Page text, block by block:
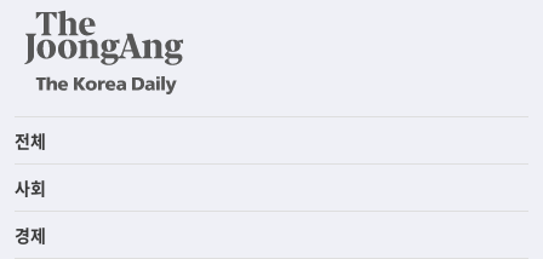
전체
사회
경제